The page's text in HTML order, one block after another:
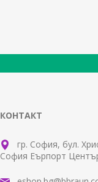
КОНТАКТ
гр. София, бул.
София Еърпорт